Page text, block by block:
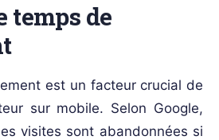
temps de
est un facteur crucial de
sur mobile. Selon Google,
visites sont abandonnées si